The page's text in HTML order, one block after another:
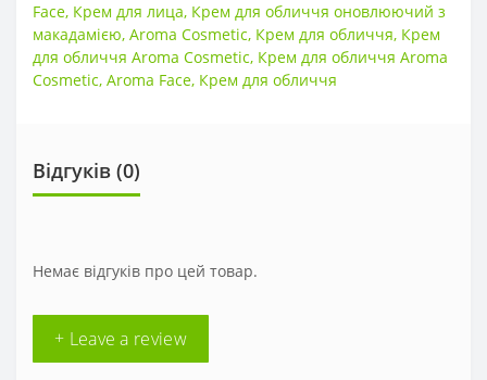
Face, Крем для лица, Крем для обличчя оновлюючий з
макадамією, Aroma Cosmetic, Крем для обличчя, Крем
для обличчя Aroma Cosmetic, Крем для обличчя Aroma
Cosmetic, Aroma Face, Крем для обличчя
Відгуків (0)
Немає відгуків про цей товар.
+ Leave a review